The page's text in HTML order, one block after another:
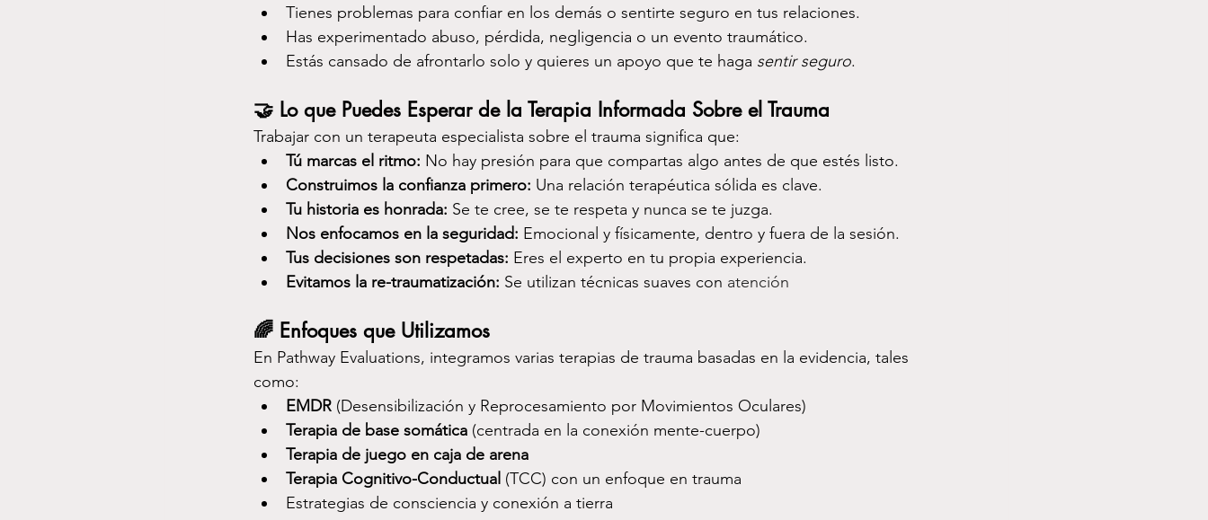
Tienes problemas para confiar en los demás o sentirte seguro en tus relaciones.
Has experimentado abuso, pérdida, negligencia o un evento traumático.
Estás cansado de afrontarlo solo y quieres un apoyo que te haga sentir seguro.
🤝 Lo que Puedes Esperar de la Terapia Informada Sobre el Trauma
Trabajar con un terapeuta especialista sobre el trauma significa que:
Tú marcas el ritmo: No hay presión para que compartas algo antes de que estés listo.
Construimos la confianza primero: Una relación terapéutica sólida es clave.
Tu historia es honrada: Se te cree, se te respeta y nunca se te juzga.
Nos enfocamos en la seguridad: Emocional y físicamente, dentro y fuera de la sesión.
Tus decisiones son respetadas: Eres el experto en tu propia experiencia.
Evitamos la re-traumatización: Se utilizan técnicas suaves con atención
🌈 Enfoques que Utilizamos
En Pathway Evaluations, integramos varias terapias de trauma basadas en la evidencia, tales
como:
EMDR (Desensibilización y Reprocesamiento por Movimientos Oculares)
Terapia de base somática (centrada en la conexión mente-cuerpo)
Terapia de juego en caja de arena
Terapia Cognitivo-Conductual (TCC) con un enfoque en trauma
Estrategias de consciencia y conexión a tierra